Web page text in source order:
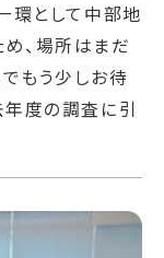
環として中部地
、場所はまだ
もう少しお待
年度の調査に引